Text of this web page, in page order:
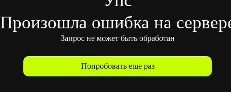
Произошла ошибка на
Запрос не может быть обработан
Попробовать еще раз